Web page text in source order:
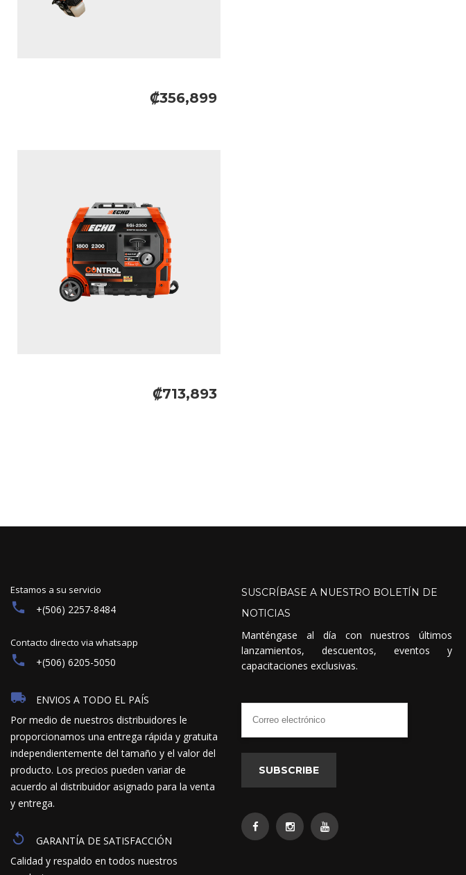
₡356,899
₡713,893
Estamos a su servicio
+(506) 2257-8484
Contacto directo via whatsapp
+(506) 6205-5050
ENVIOS A TODO EL PAÍS
Por medio de nuestros distribuidores le
proporcionamos una entrega rápida y gratuita
independientemente del tamaño y el valor del
producto. Los precios pueden variar de
acuerdo al distribuidor asignado para la venta
y entrega.
GARANTÍA DE SATISFACCIÓN
Calidad y respaldo en todos nuestros
SUSCRÍBASE A NUESTRO BOLETÍN DE
NOTICIAS
Manténgase al día con nuestros últimos
lanzamientos, descuentos, eventos y
capacitaciones exclusivas.
SUBSCRIBE